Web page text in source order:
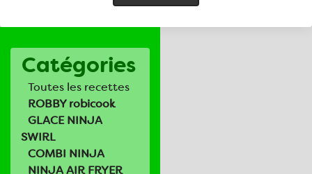
Catégories
Toutes les recettes
ROBBY robicook
GLACE NINJA
SWIRL
COMBI NINJA
NINJA AIR FRYER